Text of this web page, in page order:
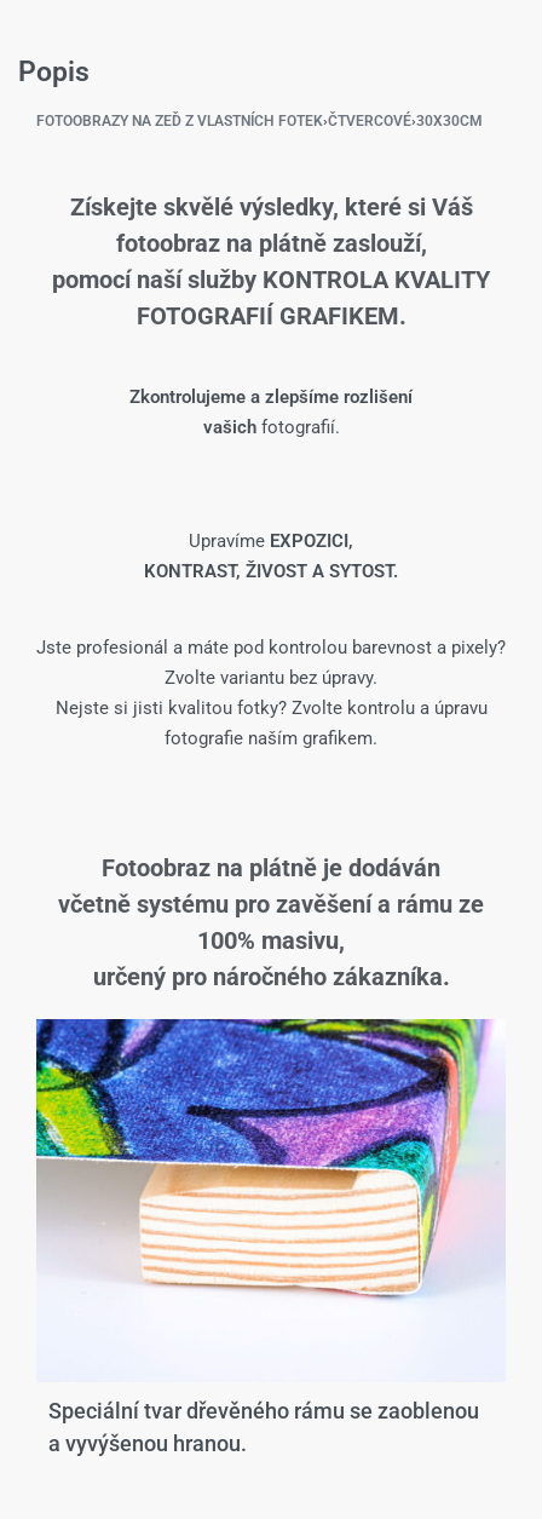
Popis
FOTOOBRAZY NA ZEĎ Z VLASTNÍCH FOTEK›ČTVERCOVÉ›30X30CM
Získejte skvělé výsledky, které si Váš
fotoobraz na plátně zaslouží,
pomocí naší služby KONTROLA KVALITY
FOTOGRAFIÍ GRAFIKEM.
Zkontrolujeme a zlepšíme rozlišení
vašich fotografií.
Upravíme EXPOZICI,
KONTRAST, ŽIVOST A SYTOST.
Jste profesionál a máte pod kontrolou barevnost a pixely?
Zvolte variantu bez úpravy.
Nejste si jisti kvalitou fotky? Zvolte kontrolu a úpravu
fotografie naším grafikem.
Fotoobraz na plátně je dodáván
včetně systému pro zavěšení a rámu ze
100% masivu,
určený pro náročného zákazníka.
Speciální tvar dřevěného rámu se zaoblenou
a vyvýšenou hranou.​